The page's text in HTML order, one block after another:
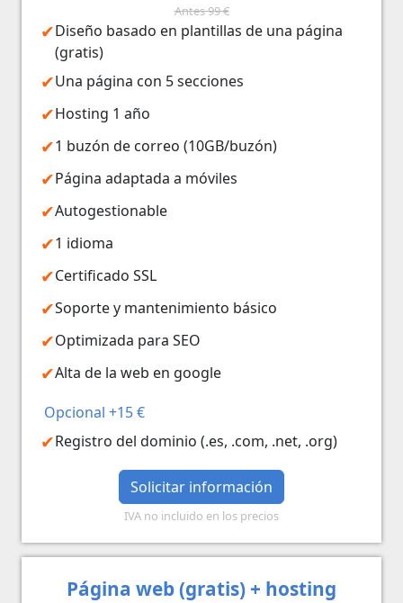
Antes 99 €
Diseño basado en plantillas de una página
(gratis)
Una página con 5 secciones
Hosting 1 año
1 buzón de correo (10GB/buzón)
Página adaptada a móviles
Autogestionable
1 idioma
Certificado SSL
Soporte y mantenimiento básico
Optimizada para SEO
Alta de la web en google
Opcional +15 €
Registro del dominio (.es, .com, .net, .org)
Solicitar información
IVA no incluido en los precios
Página web (gratis) + hosting